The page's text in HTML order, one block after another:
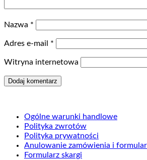
Nazwa *
Adres e-mail *
Witryna internetowa
Ogólne warunki handlowe
Polityka zwrotów
Polityka prywatności
Anulowanie zamówienia i
Formularz skargi